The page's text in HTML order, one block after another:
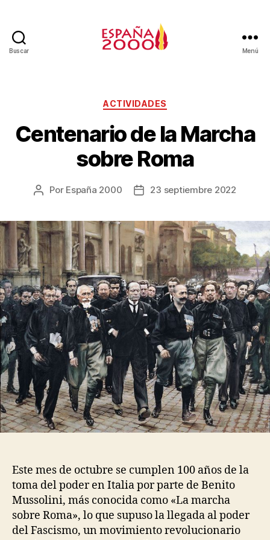
Buscar Menú
ACTIVIDADES
Centenario de la Marcha
sobre Roma
Por España 2000 23 septiembre 2022
Este mes de octubre se cumplen 100 años de la
toma del poder en Italia por parte de Benito
Mussolini, más conocida como «La marcha
sobre Roma», lo que supuso la llegada al poder
del Fascismo, un movimiento revolucionario